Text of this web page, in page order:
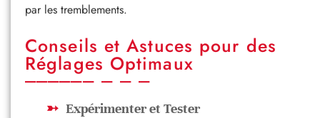
par les tremblements.
Conseils et Astuces pour des
Réglages Optimaux
Expérimenter et Tester